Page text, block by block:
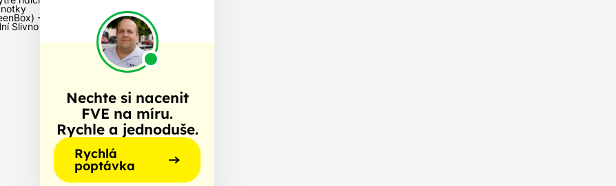
-
Slivno
Nechte si nacenit
FVE na míru.
Rychle a jednoduše.
Rychlá
poptávka